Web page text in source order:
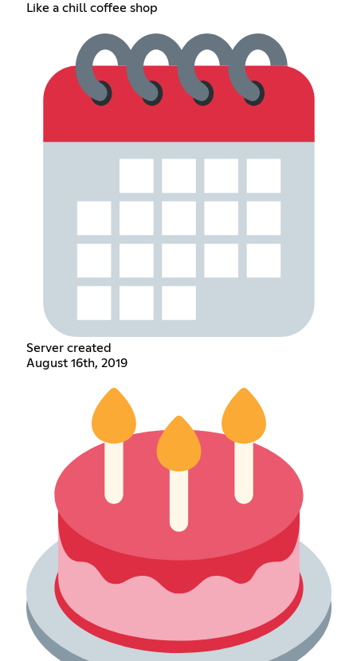
Like a chill coffee shop
Server created
August 16th, 2019